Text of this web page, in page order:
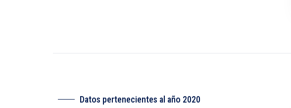
Datos pertenecientes al año 2020